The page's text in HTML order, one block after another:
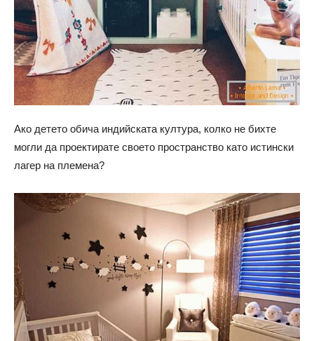
Ако детето обича индийската култура, колко не бихте
могли да проектирате своето пространство като истински
лагер на племена?